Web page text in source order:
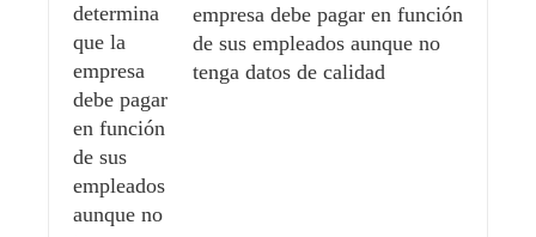
empresa debe pagar en función
de sus empleados aunque no
tenga datos de calidad